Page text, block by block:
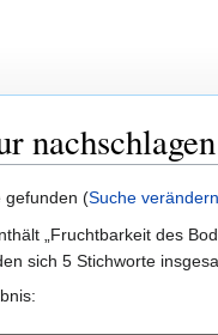
gefunden (Suche verändern
„Fruchtbarkeit des
sich 5 Stichworte